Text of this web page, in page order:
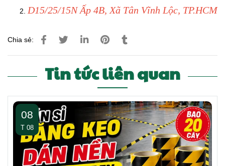
D15/25/15N Ấp 4B, Xã Tân Vĩnh Lộc, TP.HCM
Chia sẻ:
Tin tức liên quan
08
T 08